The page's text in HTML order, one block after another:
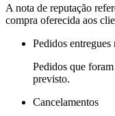
A nota de reputação
compra oferecida aos
Pedidos entregues
Pedidos que
previsto.
Cancelamentos